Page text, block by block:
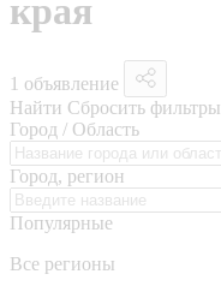
края
1 объявление
Найти Сбросить фильтры
Город / Область
Город, регион
Популярные
Все регионы